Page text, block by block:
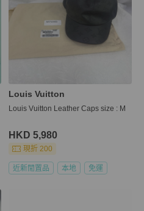
Louis Vuitton
Louis Vuitton Leather Caps size : M
HKD 5,980
現折 200
近新閒置品 本地 免運